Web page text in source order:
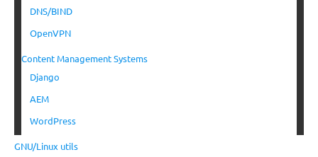
DNS/BIND
OpenVPN
Content Management Systems
Django
AEM
WordPress
GNU/Linux utils